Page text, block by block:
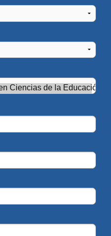
Lentijo
de la Facultad en Sede
Facultad en Sede Buenos